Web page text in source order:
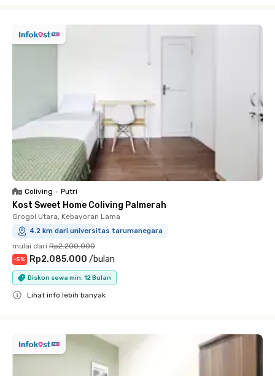
Coliving • Putri
Kost Sweet Home Coliving Palmerah
Grogol Utara, Kebayoran Lama
4.2 km dari universitas tarumanegara
mulai dari Rp2.200.000
-5% Rp2.085.000 /bulan
Diskon sewa min. 12 Bulan
Lihat info lebih banyak